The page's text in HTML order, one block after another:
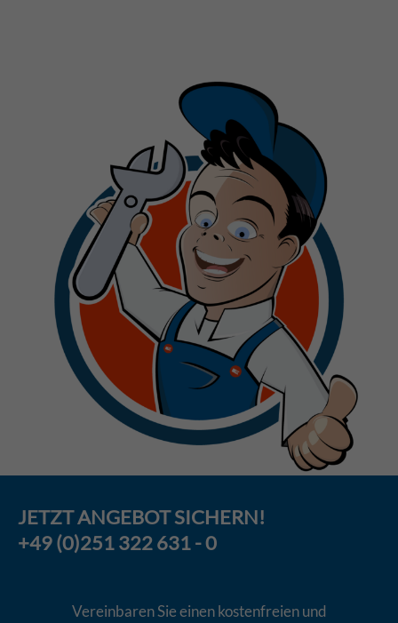
JETZTANGEBOTSICHERN!
+49 (0)251 322 631 - 0
Vereinbaren Sie einen kostenfreien und